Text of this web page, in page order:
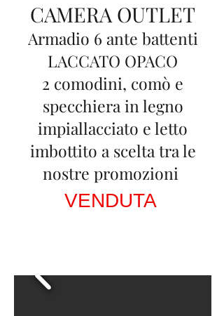
CAMERA OUTLET
Armadio 6 ante battenti
LACCATO OPACO
2 comodini, comò e
specchiera in legno
impiallacciato e letto
imbottito a scelta tra le
nostre promozioni
VENDUTA